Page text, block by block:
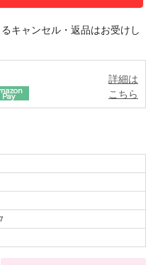
キャンセル・返品はお受けし
詳細は
こちら